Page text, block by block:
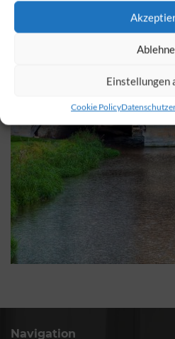
Einstellungen
Cookie Policy
Navigation